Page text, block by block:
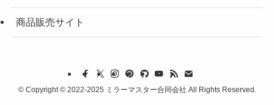
商品販売サイト
©Copyright © 2022-2025 ミラーマスター合同会社 All Rights Reserved.